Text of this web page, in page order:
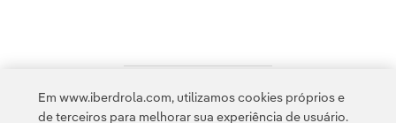
Acesso a informação legal
Em www.iberdrola.com, utilizamos cookies próprios e
de terceiros para melhorar sua experiência de usuário.